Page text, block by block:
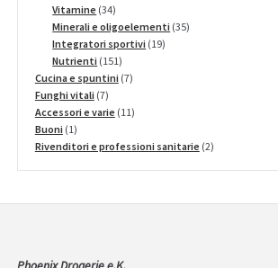
prodotti
Vitamine 3434
prodotti
Minerali e oligoelementi 3535
Integratori sportivi 1919
Nutrienti 151151
prodotti
Cucina e spuntini 77
Funghi vitali 77
prodotti
Accessori e varie 1111
Buoni 11
prodotto
Rivenditori e professioni sanitarie 22